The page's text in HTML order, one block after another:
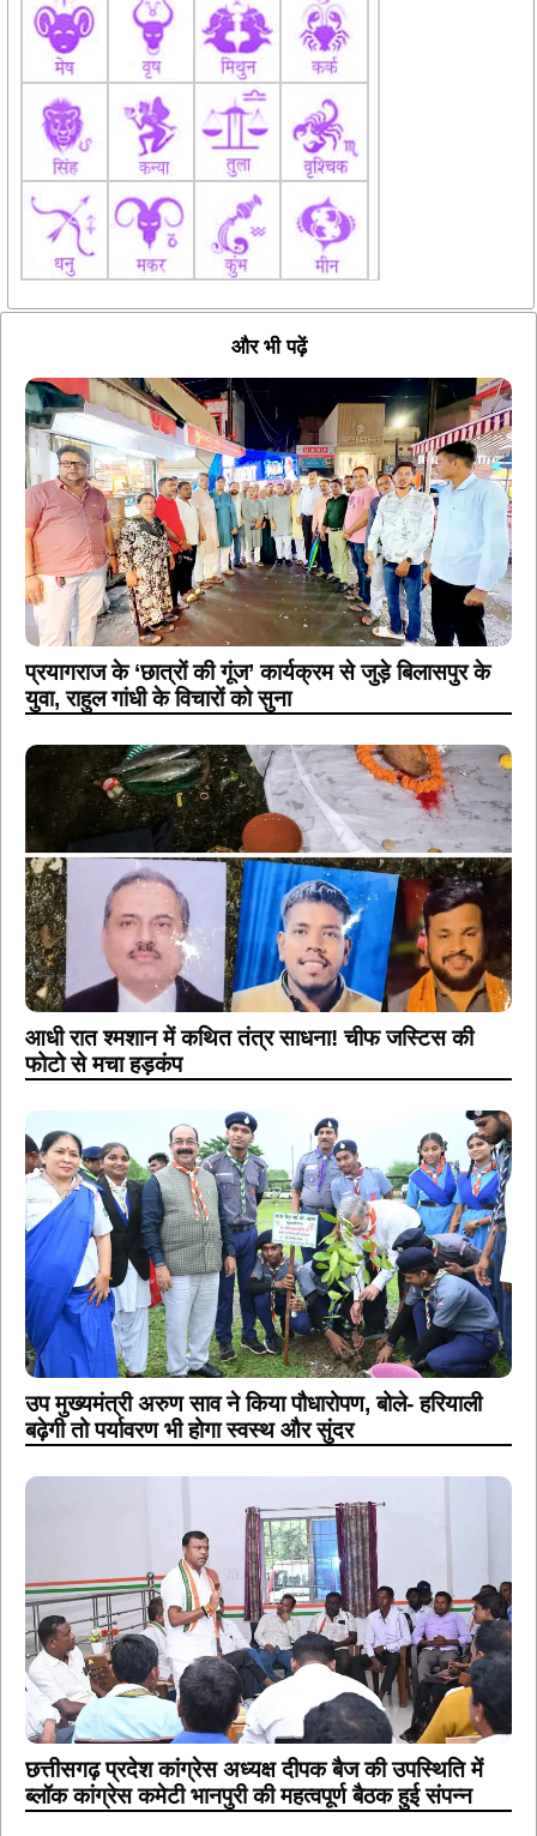
और भी पढ़ें
प्रयागराज के ‘छात्रों की गूंज’ कार्यक्रम से जुड़े बिलासपुर के
युवा, राहुल गांधी के विचारों को सुना
आधी रात श्मशान में कथित तंत्र साधना! चीफ जस्टिस की
फोटो से मचा हड़कंप
उप मुख्यमंत्री अरुण साव ने किया पौधारोपण, बोले- हरियाली
बढ़ेगी तो पर्यावरण भी होगा स्वस्थ और सुंदर
छत्तीसगढ़ प्रदेश कांग्रेस अध्यक्ष दीपक बैज की उपस्थिति में
ब्लॉक कांग्रेस कमेटी भानपुरी की महत्वपूर्ण बैठक हुई संपन्न